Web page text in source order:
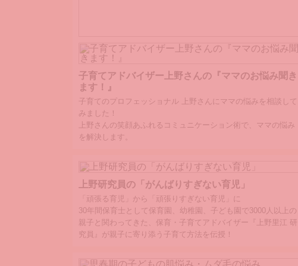
育児がもっとたのしくなる ママたちへ贈るクスッ
と集！
“家事に育児に大忙しな毎日を送るママに、サクッと短時間で読
める、クスッと楽しいヒトトキをお届けしたい！”と思い始動し
ました［ママたちへ贈るクスッと集！］
子育てアドバイザー上野さんの『ママのお悩み聞き
ます！』
子育てのプロフェッショナル 上野さんにママの悩みを相談して
みました！
上野さんの笑顔あふれるコミュニケーション術で、ママの悩み
を解決します。
上野研究員の「がんばりすぎない育児」
「頑張る育児」から「頑張りすぎない育児」に
30年間保育士として保育園、幼稚園、子ども園で3000人以上の
親子と関わってきた、保育・子育てアドバイザー『上野里江 研
究員』が親子に寄り添う子育て方法を伝授！